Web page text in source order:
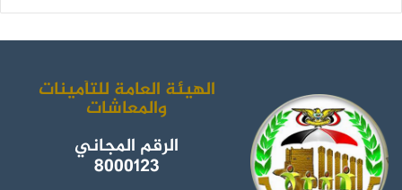
الهيئة العامة للتأمينات
والمعاشات
الرقم المجاني
8000123